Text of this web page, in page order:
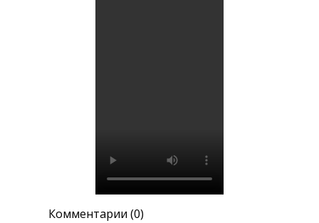
Комментарии (0)